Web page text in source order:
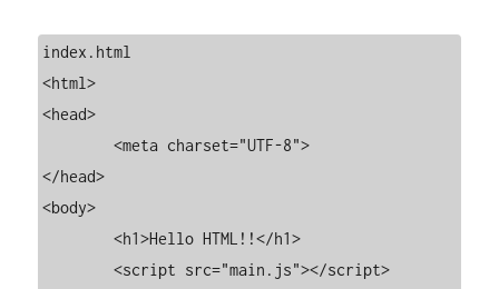
index.html
<html>
<head>
	<meta charset="UTF-8">
</head>
<body>
	<h1>Hello HTML!!</h1>
	<script src="main.js"></script>